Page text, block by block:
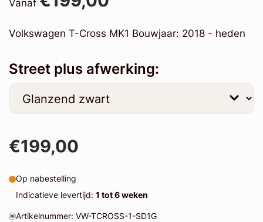
Vanaf
Volkswagen T-Cross MK1 Bouwjaar: 2018 - heden
Street plus afwerking:
€199,00
Op nabestelling
Indicatieve levertijd: 1 tot 6 weken
Artikelnummer: VW-TCROSS-1-SD1G